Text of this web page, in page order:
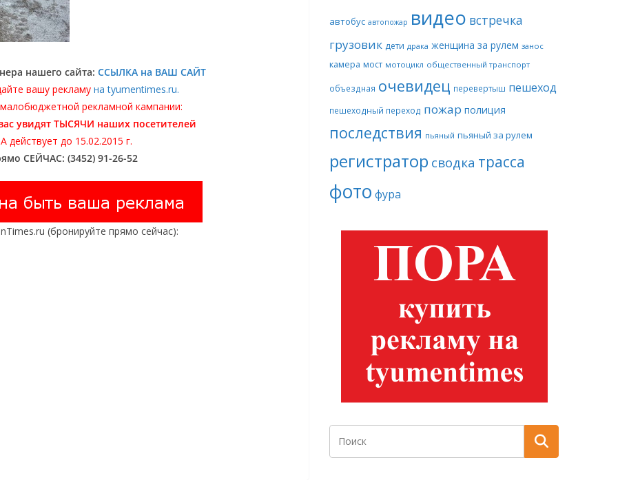
нашего сайта: ССЫЛКА на ВАШ САЙТ
вашу рекламу на tyumentimes.ru.
рекламной кампании:
увидят ТЫСЯЧИ наших посетителей
до 15.02.2015 г.
СЕЙЧАС: (3452) 91-26-52
(бронируйте прямо сейчас):
автобус автопожар видео встречка
грузовик дети драка женщина за рулем занос
камера мост мотоцикл общественный транспорт
объездная очевидец перевертыш пешеход
пешеходный переход пожар полиция
последствия пьяный пьяный за рулем
регистратор сводка трасса
фото фура